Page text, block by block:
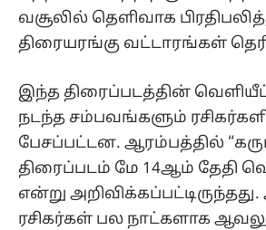
வசூலில் தெளிவாக
திரையரங்கு வட்டாரங்கள்
இந்த திரைப்படத்தின்
நடந்த சம்பவங்களும்
பேசப்பட்டன. ஆரம்பத்தில்
திரைப்படம் மே 14ஆம் தேதி
என்று
ரசிகர்கள் பல நாட்களாக